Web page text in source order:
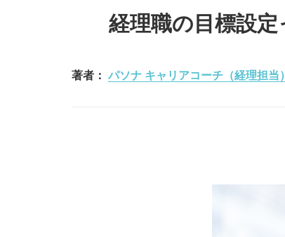
経理職の目標設
著者： パソナ キャリアコーチ（経理担当）